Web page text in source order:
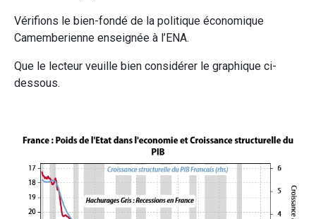
Vérifions le bien-fondé de la politique économique
Camemberienne enseignée à l’ENA.
Que le lecteur veuille bien considérer le graphique ci-
dessous.